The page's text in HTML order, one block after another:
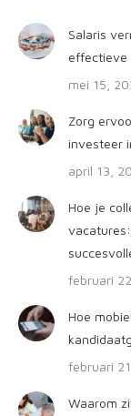
Salaris
effectieve
mei 15,
Zorg
investeer
april 13,
Hoe je
februari
Hoe
februari
Waarom